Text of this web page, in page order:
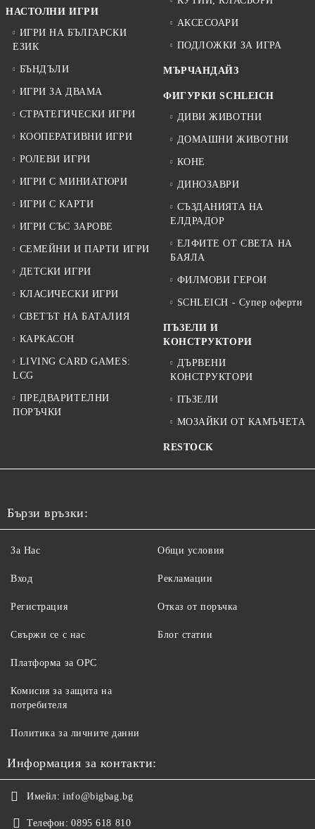
НАСТОЛНИ ИГРИ
ИГРИ НА БЪЛГАРСКИ
ЕЗИК
БЪНДЪЛИ
ИГРИ ЗА ДВАМА
СТРАТЕГИЧЕСКИ ИГРИ
КООПЕРАТИВНИ ИГРИ
РОЛЕВИ ИГРИ
ИГРИ С МИНИАТЮРИ
ИГРИ С КАРТИ
ИГРИ СЪС ЗАРОВЕ
СЕМЕЙНИ И ПАРТИ ИГРИ
ДЕТСКИ ИГРИ
КЛАСИЧЕСКИ ИГРИ
СВЕТЪТ НА БАТАЛИЯ
КАРКАСОН
LIVING CARD GAMES:
LCG
ПРЕДВАРИТЕЛНИ
ПОРЪЧКИ
АКСЕСОАРИ
ПОДЛОЖКИ ЗА ИГРА
МЪРЧАНДАЙЗ
ФИГУРКИ SCHLEICH
ДИВИ ЖИВОТНИ
ДОМАШНИ ЖИВОТНИ
КОНЕ
ДИНОЗАВРИ
СЪЗДАНИЯТА НА
ЕЛДРАДОР
ЕЛФИТЕ ОТ СВЕТА НА
БАЯЛА
ФИЛМОВИ ГЕРОИ
SCHLEICH - Супер оферти
ПЪЗЕЛИ И
КОНСТРУКТОРИ
ДЪРВЕНИ
КОНСТРУКТОРИ
ПЪЗЕЛИ
МОЗАЙКИ ОТ КАМЪЧЕТА
RESTOCK
Бързи връзки:
За Нас
Вход
Регистрация
Свържи се с нас
Общи условия
Рекламации
Отказ от поръчка
Блог статии
Платформа за ОРС
Комисия за защита на
потребителя
Политика за личните данни
Информация за контакти:
Имейл: info@bigbag.bg
Телефон: 0895 618 810